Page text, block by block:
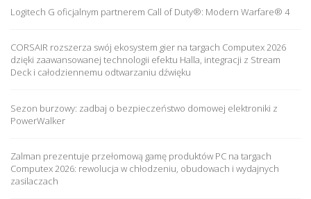
Logitech G oficjalnym partnerem Call of Duty®: Modern Warfare® 4
CORSAIR rozszerza swój ekosystem gier na targach Computex 2026
dzięki zaawansowanej technologii efektu Halla, integracji z Stream
Deck i całodziennemu odtwarzaniu dźwięku
Sezon burzowy: zadbaj o bezpieczeństwo domowej elektroniki z
PowerWalker
Zalman prezentuje przełomową gamę produktów PC na targach
Computex 2026: rewolucja w chłodzeniu, obudowach i wydajnych
zasilaczach